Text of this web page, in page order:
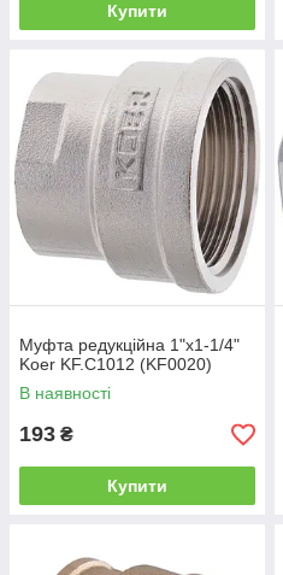
Купити
Муфта редукційна 1"х1-1/4"
Koer KF.C1012 (KF0020)
В наявності
193 ₴
Купити